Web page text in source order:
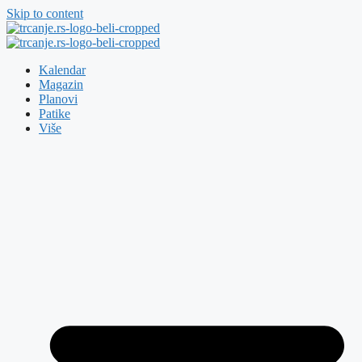
Skip to content
Kalendar
Magazin
Planovi
Patike
Više